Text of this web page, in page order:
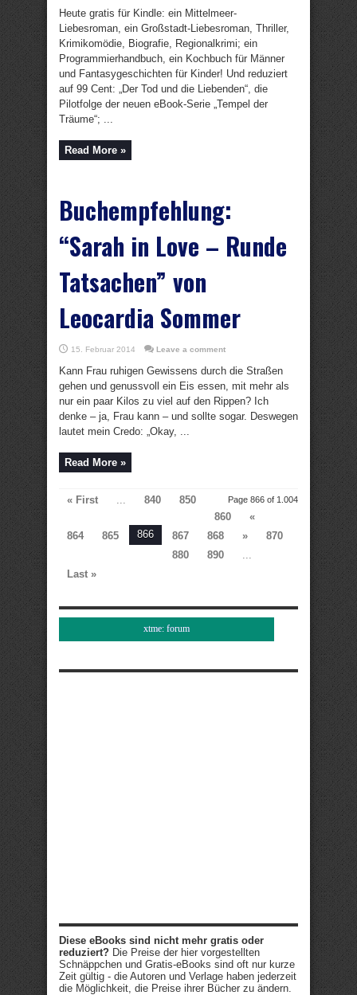
Heute gratis für Kindle: ein Mittelmeer-
Liebesroman, ein Großstadt-Liebesroman, Thriller,
Krimikomödie, Biografie, Regionalkrimi; ein
Programmierhandbuch, ein Kochbuch für Männer
und Fantasygeschichten für Kinder! Und reduziert
auf 99 Cent: „Der Tod und die Liebenden“, die
Pilotfolge der neuen eBook-Serie „Tempel der
Träume“; ...
Read More »
Buchempfehlung:
“Sarah in Love – Runde
Tatsachen” von
Leocardia Sommer
15. Februar 2014 Leave a comment
Kann Frau ruhigen Gewissens durch die Straßen
gehen und genussvoll ein Eis essen, mit mehr als
nur ein paar Kilos zu viel auf den Rippen? Ich
denke – ja, Frau kann – und sollte sogar. Deswegen
lautet mein Credo: „Okay, ...
Read More »
Page 866 of 1.004
« First ... 840
850
860
«
864
865 866 867 868 »
870
880
890
...
Last »
xtme: forum
Diese eBooks sind nicht mehr gratis oder
reduziert? Die Preise der hier vorgestellten
Schnäppchen und Gratis-eBooks sind oft nur kurze
Zeit gültig - die Autoren und Verlage haben jederzeit
die Möglichkeit, die Preise ihrer Bücher zu ändern.